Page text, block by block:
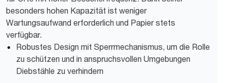
besonders hohen Kapazität ist weniger
Wartungsaufwand erforderlich und Papier stets
verfügbar.
Robustes Design mit Sperrmechanismus, um die Rolle
zu schützen und in anspruchsvollen Umgebungen
Diebstähle zu verhindern